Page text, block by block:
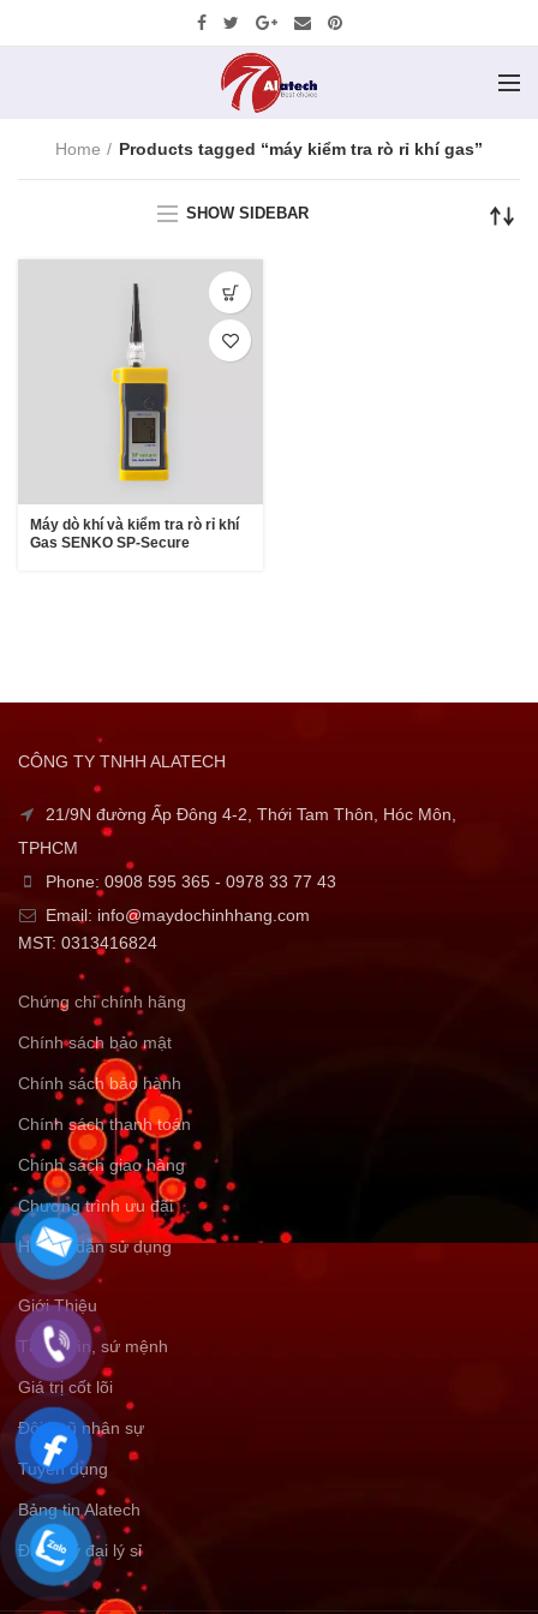
Home Products tagged “máy kiểm tra rò rỉ khí gas”
SHOW SIDEBAR
Máy dò khí và kiểm tra rò rỉ khí
Gas SENKO SP-Secure
CÔNG TY TNHH ALATECH
21/9N đường Ấp Đông 4-2, Thới Tam Thôn, Hóc Môn,
TPHCM
Phone: 0908 595 365 - 0978 33 77 43
Email: info@maydochinhhang.com
MST: 0313416824
Chứng chỉ chính hãng
Chính sách bảo mật
Chính sách bảo hành
Chính sách thanh toán
Chính sách giao hàng
Chương trình ưu đãi
Hướng dẫn sử dụng
Giới Thiệu
Tầm nhìn, sứ mệnh
Giá trị cốt lõi
Đội ngũ nhân sự
Tuyển dụng
Bảng tin Alatech
Đăng ký đại lý sỉ